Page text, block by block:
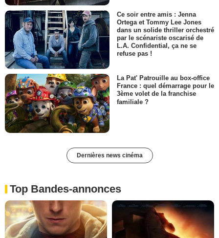
Ce soir entre amis : Jenna
Ortega et Tommy Lee Jones
dans un solide thriller orchestré
par le scénariste oscarisé de
L.A. Confidential, ça ne se
refuse pas !
La Pat' Patrouille au box-office
France : quel démarrage pour le
3ème volet de la franchise
familiale ?
Dernières news cinéma
Top Bandes-annonces